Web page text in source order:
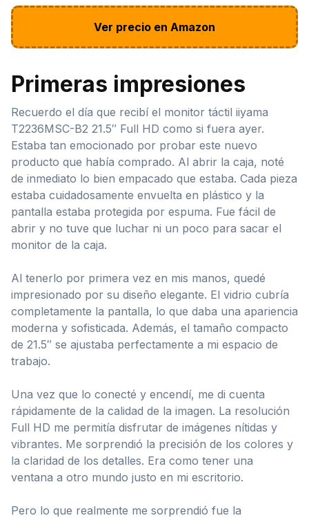
Ver precio en Amazon
Primeras impresiones
Recuerdo el día que recibí el monitor táctil iiyama
T2236MSC-B2 21.5″ Full HD como si fuera ayer.
Estaba tan emocionado por probar este nuevo
producto que había comprado. Al abrir la caja, noté
de inmediato lo bien empacado que estaba. Cada pieza
estaba cuidadosamente envuelta en plástico y la
pantalla estaba protegida por espuma. Fue fácil de
abrir y no tuve que luchar ni un poco para sacar el
monitor de la caja.
Al tenerlo por primera vez en mis manos, quedé
impresionado por su diseño elegante. El vidrio cubría
completamente la pantalla, lo que daba una apariencia
moderna y sofisticada. Además, el tamaño compacto
de 21.5″ se ajustaba perfectamente a mi espacio de
trabajo.
Una vez que lo conecté y encendí, me di cuenta
rápidamente de la calidad de la imagen. La resolución
Full HD me permitía disfrutar de imágenes nítidas y
vibrantes. Me sorprendió la precisión de los colores y
la claridad de los detalles. Era como tener una
ventana a otro mundo justo en mi escritorio.
Pero lo que realmente me sorprendió fue la